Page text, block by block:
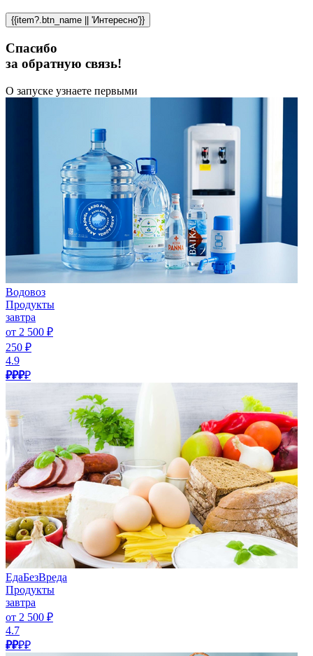
{{item?.btn_name || 'Интересно'}}
Спасибо
за обратную связь!
О запуске узнаете первыми
Водовоз
Продукты
завтра
от 2 500 ₽
250 ₽
4.9
₽₽₽₽
ЕдаБезВреда
Продукты
завтра
от 2 500 ₽
4.7
₽₽₽₽